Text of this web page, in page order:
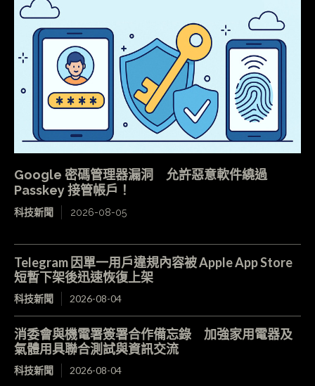
Google 密碼管理器漏洞 允許惡意軟件繞過
Passkey 接管帳戶！
科技新聞 2026-08-05
Telegram 因單一用戶違規內容被 Apple App Store
短暫下架後迅速恢復上架
科技新聞 2026-08-04
消委會與機電署簽署合作備忘錄 加強家用電器及
氣體用具聯合測試與資訊交流
科技新聞 2026-08-04